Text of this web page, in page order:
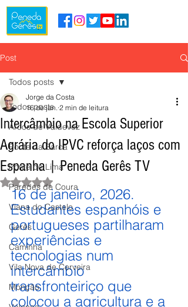
Post
Todos posts
Arcos de Valdevez
Ponte da Barca
Ponte de Lima
Paredes de Coura
Viana do Castelo
Gerês
Caminha
Vila Nova de Cerveira
Monção
Todos posts
Intercâmbio na Escola Superior
Agrária do IPVC reforça laços com
Espanha | Peneda Gerês TV
Jorge da Costa
16 de jan. 2 min de leitura
Avaliado com NaN de 5 estrelas.
16 de janeiro, 2026.
Estudantes espanhóis e
portugueses partilharam
experiências e
tecnologias num
intercâmbio
transfronteiriço que
colocou a agricultura e a